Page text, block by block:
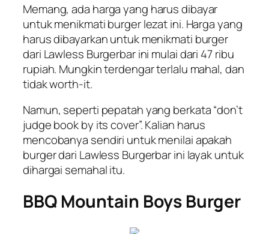
Memang, ada harga yang harus dibayar
untuk menikmati burger lezat ini. Harga yang
harus dibayarkan untuk menikmati burger
dari Lawless Burgerbar ini mulai dari 47 ribu
rupiah. Mungkin terdengar terlalu mahal, dan
tidakworth-it.
Namun, seperti pepatah yang berkata “don’t
judge book by its cover”. Kalian harus
mencobanya sendiri untuk menilai apakah
burger dari Lawless Burgerbar ini layak untuk
dihargai semahal itu.
BBQ Mountain Boys Burger